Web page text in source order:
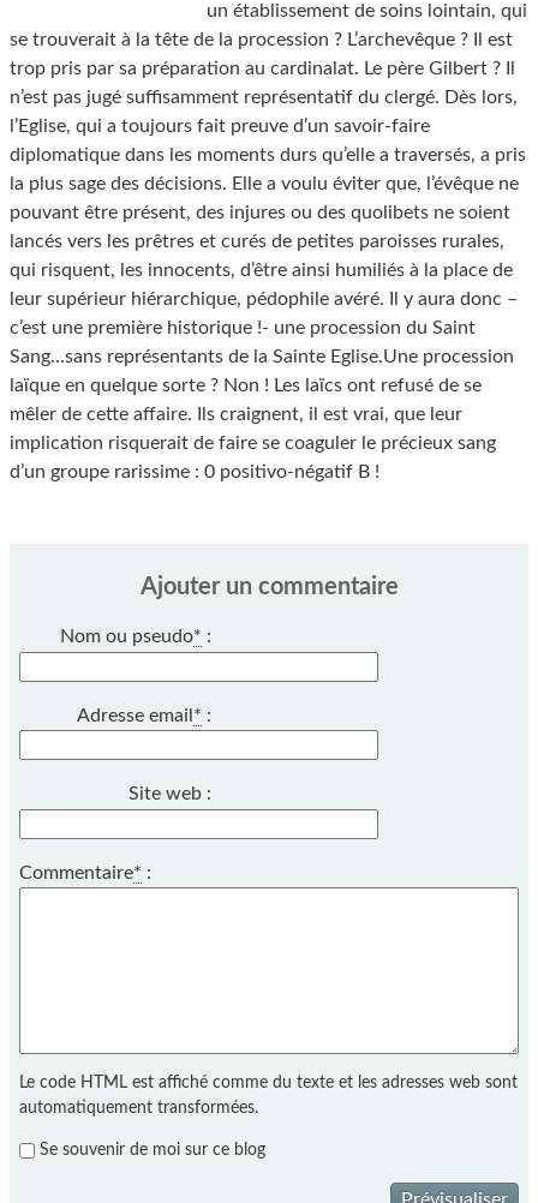
un établissement de soins lointain, qui
se trouverait à la tête de la procession ? L’archevêque ? Il est
trop pris par sa préparation au cardinalat. Le père Gilbert ? Il
n’est pas jugé suffisamment représentatif du clergé. Dès lors,
l’Eglise, qui a toujours fait preuve d’un savoir-faire
diplomatique dans les moments durs qu’elle a traversés, a pris
la plus sage des décisions. Elle a voulu éviter que, l’évêque ne
pouvant être présent, des injures ou des quolibets ne soient
lancés vers les prêtres et curés de petites paroisses rurales,
qui risquent, les innocents, d’être ainsi humiliés à la place de
leur supérieur hiérarchique, pédophile avéré. Il y aura donc –
c’est une première historique !- une procession du Saint
Sang…sans représentants de la Sainte Eglise.Une procession
laïque en quelque sorte ? Non ! Les laïcs ont refusé de se
mêler de cette affaire. Ils craignent, il est vrai, que leur
implication risquerait de faire se coaguler le précieux sang
d’un groupe rarissime : 0 positivo-négatif B !
Ajouter un commentaire
Nom ou pseudo* :
Adresse email * :
Site web :
Commentaire* :
Le code HTML est affiché comme du texte et les adresses web sont
automatiquement transformées.
Se souvenir de moi sur ce blog
Prévisualiser